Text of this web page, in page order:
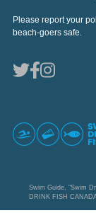
Please report your
beach-goers safe.
Swim Guide, "Swim
DRINK FISH